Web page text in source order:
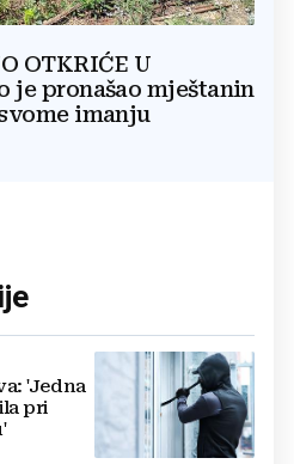
OTKRIĆE U
je pronašao mještanin
imanju
'Jedna
pri